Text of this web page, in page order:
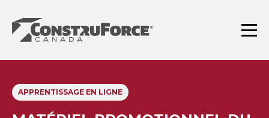
contenu
Menu
APPRENTISSAGE EN LIGNE